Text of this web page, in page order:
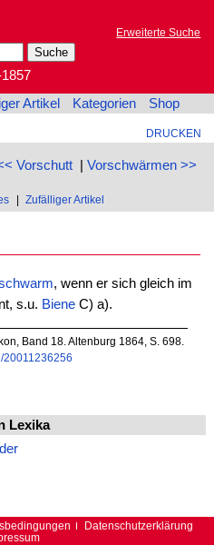
Erweiterte Suche
Artikel Kategorien Shop
DRUCKEN
Vorschutt| Vorschwärmen >>
Zufälliger Artikel
, wenn er sich gleich im
s.u. BieneC) a).
Band 18. Altenburg 1864, S. 698.
20011236256
Lexika
Datenschutzerklärung